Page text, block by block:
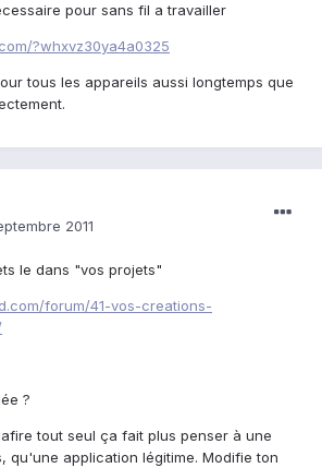
pour sans fil a travailler
?whxvz30ya4a0325
tous les appareils aussi longtemps que
2011
le dans "vos projets"
forum/41-vos-creations-
?
tout seul ça fait plus penser à une
qu'une application légitime. Modifie ton